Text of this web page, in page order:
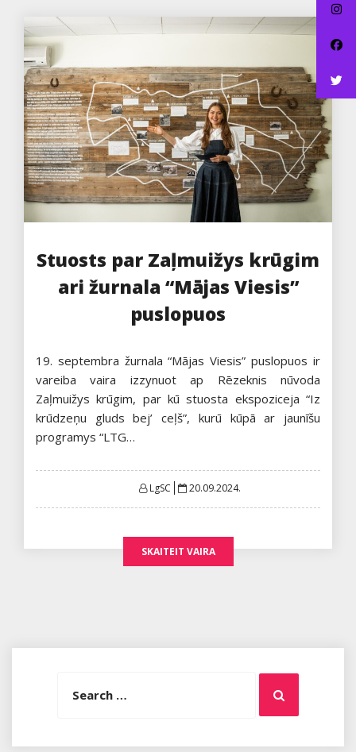
Stuosts par Zaļmuižys krūgim
ari žurnala “Mājas Viesis”
puslopuos
19. septembra žurnala “Mājas Viesis” puslopuos ir
vareiba vaira izzynuot ap Rēzeknis nūvoda
Zaļmuižys krūgim, par kū stuosta ekspoziceja “Iz
krūdzeņu gluds bej’ ceļš”, kurū kūpā ar jaunīšu
programys “LTG…
LgSC
Posted
20.09.2024.
SKAITEIT VAIRA
Search